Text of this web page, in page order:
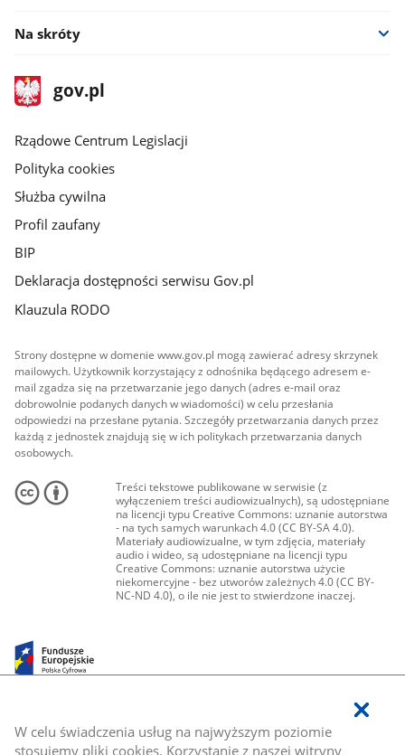
W celu świadczenia usług na najwyższym poziomie
stosujemy pliki cookies. Korzystanie z naszej witryny
Na skróty
stopka
gov.plStrona
gov.pl
Rządowe Centrum Legislacji
Polityka cookies
Służba cywilna
Profil zaufany
BIP
Deklaracja dostępności serwisu Gov.pl
Klauzula RODO
Strony dostępne w domenie www.gov.pl mogą zawierać adresy skrzynek
mailowych. Użytkownik korzystający z odnośnika będącego adresem e-
mail zgadza się na przetwarzanie jego danych (adres e-mail oraz
dobrowolnie podanych danych w wiadomości) w celu przesłania
odpowiedzi na przesłane pytania. Szczegóły przetwarzania danych przez
każdą z jednostek znajdują się w ich politykach przetwarzania danych
osobowych.
Treści tekstowe publikowane w serwisie (z
wyłączeniem treści audiowizualnych), są udostępniane
na licencji typu Creative Commons: uznanie autorstwa
- na tych samych warunkach 4.0 (CC BY-SA 4.0).
Materiały audiowizualne, w tym zdjęcia, materiały
audio i wideo, są udostępniane na licencji typu
Creative Commons: uznanie autorstwa użycie
niekomercyjne - bez utworów zależnych 4.0 (CC BY-
NC-ND 4.0), o ile nie jest to stwierdzone inaczej.